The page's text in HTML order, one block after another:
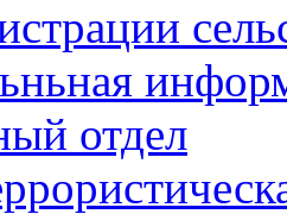
отдел